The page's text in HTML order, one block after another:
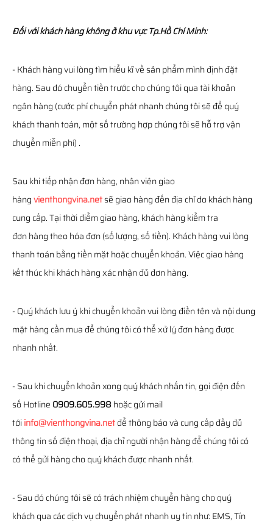
Đối với khách hàng không ở khu vực Tp.Hồ Chí Minh:
- Khách hàng vui lòng tìm hiểu kĩ về sản phẩm mình định đặt
hàng. Sau đó chuyển tiền trước cho chúng tôi qua tài khoản
ngân hàng (cước phí chuyển phát nhanh chúng tôi sẽ để quý
khách thanh toán, một số trường hợp chúng tôi sẽ hỗ trợ vận
chuyển miễn phí) .
Sau khi tiếp nhận đơn hàng, nhân viên giao
hàngvienthongvina.netsẽ giao hàng đến địa chỉ do khách hàng
cung cấp. Tại thời điểm giao hàng, khách hàng kiểm tra
đơn hàng theo hóa đơn (số lượng, số tiền). Khách hàng vui lòng
thanh toán bằng tiền mặt hoặc chuyển khoản. Việc giao hàng
kết thúc khi khách hàng xác nhận đủ đơn hàng.
- Quý khách lưu ý khi chuyển khoản vui lòng điền tên và nội dung
mặt hàng cần mua để chúng tôi có thể xử lý đơn hàng được
nhanh nhất.
- Sau khi chuyển khoản xong quý khách nhắn tin, gọi điện đến
số Hotline 0909.605.998 hoặc gửi mail
tớiinfo@vienthongvina.netđể thông báo và cung cấp đầy đủ
thông tin số điện thoại, địa chỉ người nhận hàng để chúng tôi có
có thể gửi hàng cho quý khách được nhanh nhất.
- Sau đó chúng tôi sẽ có trách nhiệm chuyển hàng cho quý
khách qua các dịch vụ chuyển phát nhanh uy tín như: EMS, Tín